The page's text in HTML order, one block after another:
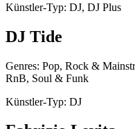
Künstler-Typ: DJ, DJ Plus
DJ Tide
Genres: Pop, Rock &
RnB, Soul & Funk
Künstler-Typ: DJ